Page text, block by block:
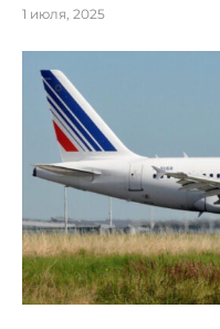
1 июля, 2025